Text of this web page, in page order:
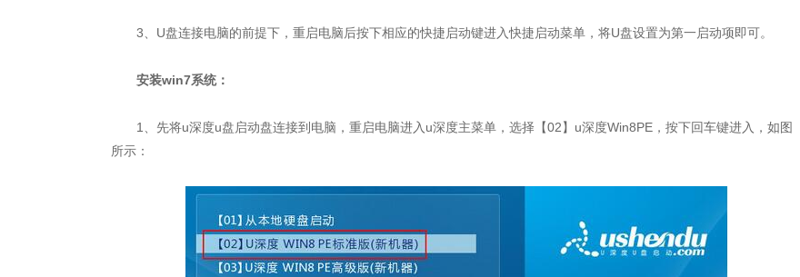
3、U盘连接电脑的前提下，重启电脑后按下相应的快捷启动键进入快捷启动菜单，将U盘设置为第一启动项即可。
安装win7系统：
1、先将u深度u盘启动盘连接到电脑，重启电脑进入u深度主菜单，选择【02】u深度Win8PE，按下回车键进入，如图
所示：